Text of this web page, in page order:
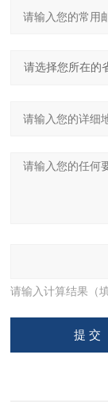
请输入计算结果（